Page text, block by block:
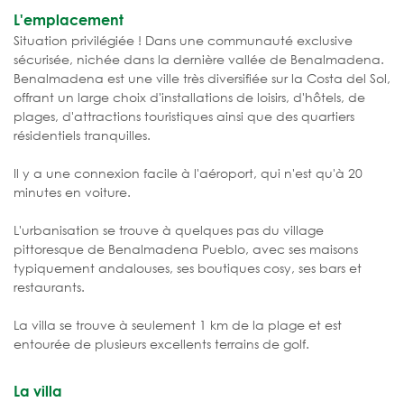
L'emplacement
Situation privilégiée ! Dans une communauté exclusive
sécurisée, nichée dans la dernière vallée de Benalmadena.
Benalmadena est une ville très diversifiée sur la Costa del Sol,
offrant un large choix d'installations de loisirs, d'hôtels, de
plages, d'attractions touristiques ainsi que des quartiers
résidentiels tranquilles.
Il y a une connexion facile à l'aéroport, qui n'est qu'à 20
minutes en voiture.
L'urbanisation se trouve à quelques pas du village
pittoresque de Benalmadena Pueblo, avec ses maisons
typiquement andalouses, ses boutiques cosy, ses bars et
restaurants.
La villa se trouve à seulement 1 km de la plage et est
entourée de plusieurs excellents terrains de golf.
La villa